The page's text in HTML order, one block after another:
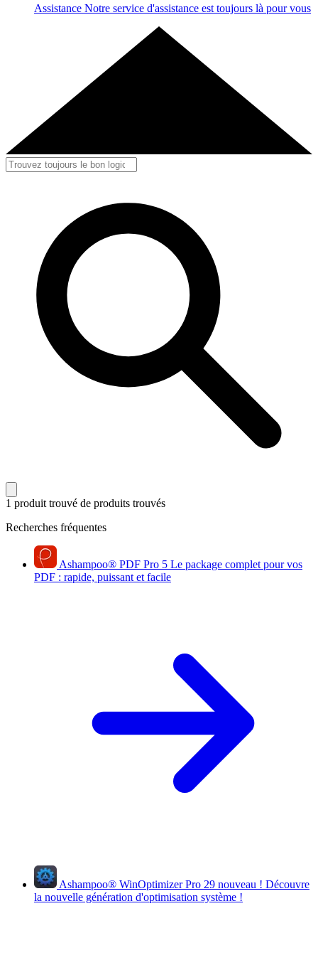
Assistance Notre service d'assistance est toujours là pour vous
1 produit trouvé de produits trouvés
Recherches fréquentes
Ashampoo® PDF Pro 5 Le package complet pour vos
PDF : rapide, puissant et facile
Ashampoo® WinOptimizer Pro 29 nouveau ! Découvre
la nouvelle génération d'optimisation système !